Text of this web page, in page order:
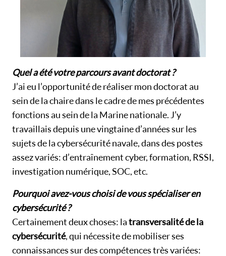
Quel a été votre parcours avant doctorat ?
J’ai eu l’opportunité de réaliser mon doctorat au
sein de la chaire dans le cadre de mes précédentes
fonctions au sein de la Marine nationale. J’y
travaillais depuis une vingtaine d’années sur les
sujets de la cybersécurité navale, dans des postes
assez variés : d’entraînement cyber, formation, RSSI,
investigation numérique, SOC, etc.
Pourquoi avez-vous choisi de vous spécialiser en
cybersécurité ?
Certainement deux choses : latransversalité de la
cybersécurité, qui nécessite de mobiliser ses
connaissances sur des compétences très variées :